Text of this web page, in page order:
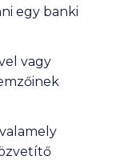
egy banki
vagy